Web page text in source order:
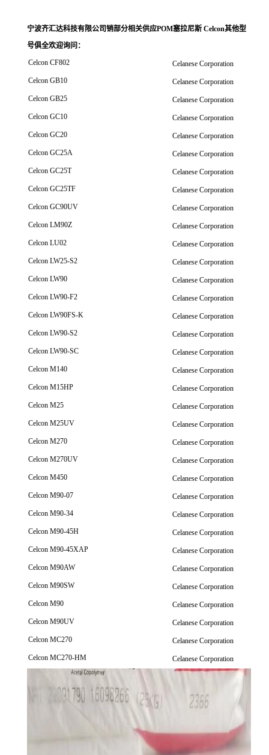
宁波齐汇达科技有限公司销部分相关供应POM塞拉尼斯 Celcon其他型
号俱全欢迎询问 ：
Celcon CF802
Celanese Corporation
Celcon GB10
Celanese Corporation
Celcon GB25
Celanese Corporation
Celcon GC10
Celanese Corporation
Celcon GC20
Celanese Corporation
Celcon GC25A
Celanese Corporation
Celcon GC25T
Celanese Corporation
Celcon GC25TF
Celanese Corporation
Celcon GC90UV
Celanese Corporation
Celcon LM90Z
Celanese Corporation
Celcon LU02
Celanese Corporation
Celcon LW25-S2
Celanese Corporation
Celcon LW90
Celanese Corporation
Celcon LW90-F2
Celanese Corporation
Celcon LW90FS-K
Celanese Corporation
Celcon LW90-S2
Celanese Corporation
Celcon LW90-SC
Celanese Corporation
Celcon M140
Celanese Corporation
Celcon M15HP
Celanese Corporation
Celcon M25
Celanese Corporation
Celcon M25UV
Celanese Corporation
Celcon M270
Celanese Corporation
Celcon M270UV
Celanese Corporation
Celcon M450
Celanese Corporation
Celcon M90-07
Celanese Corporation
Celcon M90-34
Celanese Corporation
Celcon M90-45H
Celanese Corporation
Celcon M90-45XAP
Celanese Corporation
Celcon M90AW
Celanese Corporation
Celcon M90SW
Celanese Corporation
Celcon M90
Celanese Corporation
Celcon M90UV
Celanese Corporation
Celcon MC270
Celanese Corporation
Celcon MC270-HM
Celanese Corporation